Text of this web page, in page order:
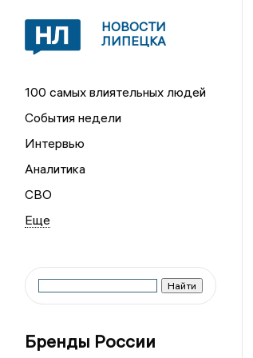
НОВОСТИ
ЛИПЕЦКА
100 самых влиятельных людей
События недели
Интервью
Аналитика
СВО
Бренды России